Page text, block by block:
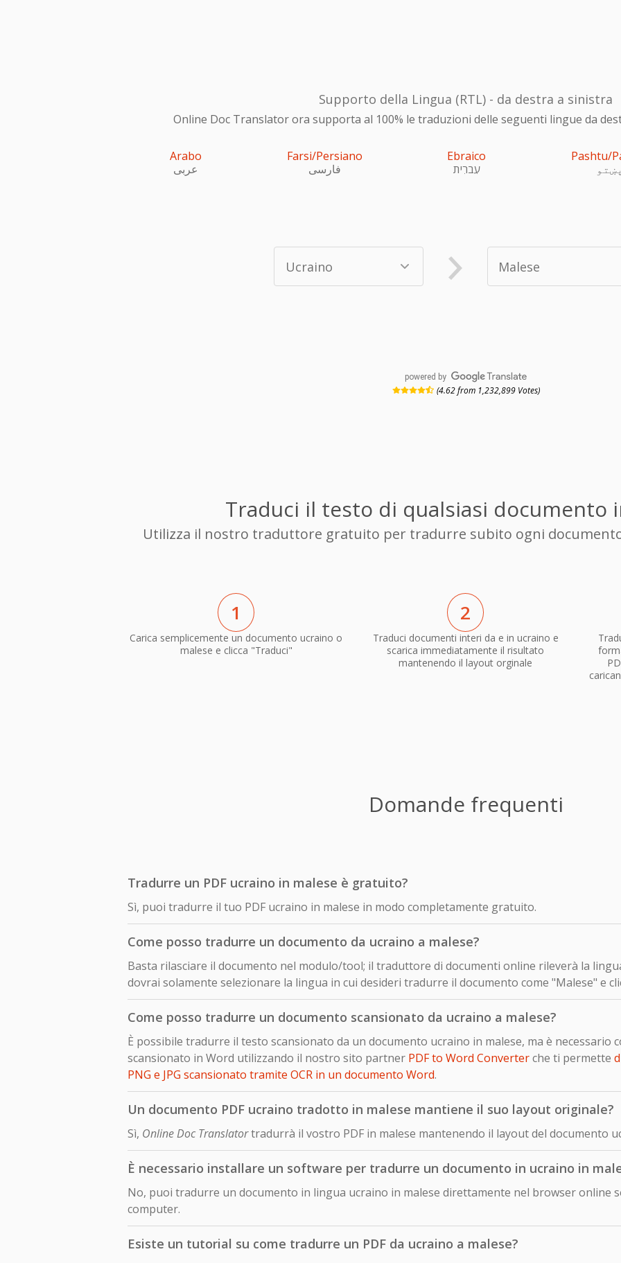
Supporto della Lingua (RTL) - da destra a sinistra
Online Doc Translator ora supporta al 100% le traduzioni delle seguenti lingue da
Arabo
عربى
Farsi/Persiano
فارسی
Ebraico
עִברִית
Pashtu/
powered by
(4.62 from 1,232,899 Votes)
Traduci il testo di qualsiasi documento
Utilizza il nostro traduttore gratuito per tradurre subito ogni
1
Carica semplicemente un documento ucraino o
malese e clicca "Traduci"
2
Traduci documenti interi da e in ucraino e
scarica immediatamente il risultato
mantenendo il layout orginale
Domande frequenti
Tradurre un PDF ucraino in malese è gratuito?
Sì, puoi tradurre il tuo PDF ucraino in malese in modo completamente gratuito.
Come posso tradurre un documento da ucraino a malese?
Basta rilasciare il documento nel modulo/tool; il traduttore di documenti online rileverà la
dovrai solamente selezionare la lingua in cui desideri tradurre il documento come "Malese" e
Come posso tradurre un documento scansionato da ucraino a malese?
È possibile tradurre il testo scansionato da un documento ucraino in malese, ma è necessario
scansionato in Word utilizzando il nostro sito partner PDF to Word Converterche ti permette
PNG e JPG scansionato tramite OCR in un documento Word.
Un documento PDF ucraino tradotto in malese mantiene il suo layout originale?
Sì, Online Doc Translatortradurrà il vostro PDF in malese mantenendo il layout del documento
È necessario installare un software per tradurre un documento in ucraino in
No, puoi tradurre un documento in lingua ucraino in malese direttamente nel browser online
computer.
Esiste un tutorial su come tradurre un PDF da ucraino a malese?